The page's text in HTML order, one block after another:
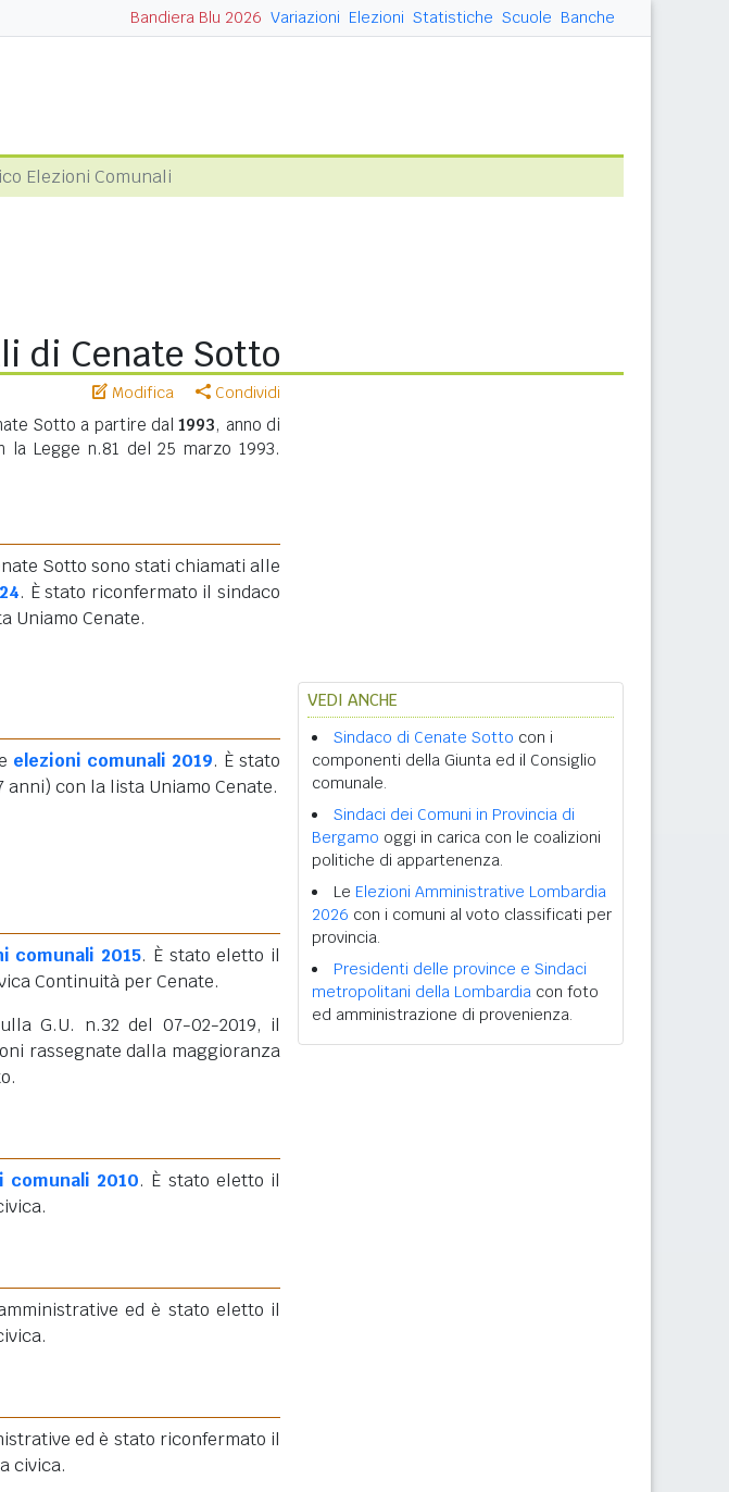
Bandiera Blu 2026 Variazioni Elezioni Statistiche Scuole Banche
Elezioni Comunali
di Cenate Sotto
Modifica Condividi
Sotto a partire dal1993, anno di
la Legge n.81 del 25 marzo 1993.
Sotto sono stati chiamati alle
. È stato riconfermato il sindaco
Uniamo Cenate.
elezioni comunali 2019. È stato
anni) con la lista Uniamo Cenate.
comunali 2015. È stato eletto il
Continuità per Cenate.
G.U. n.32 del 07-02-2019, il
rassegnate dalla maggioranza
comunali 2010. È stato eletto il
ed è stato eletto il
ed è stato riconfermato il
civica.
VEDI ANCHE
Sindaco di Cenate Sotto con i
componenti della Giunta ed il Consiglio
comunale.
Sindaci dei Comuni in Provincia di
Bergamo oggi in carica con le coalizioni
politiche di appartenenza.
Le Elezioni Amministrative Lombardia
2026 con i comuni al voto classificati per
provincia.
Presidenti delle province e Sindaci
metropolitani della Lombardia con foto
ed amministrazione di provenienza.